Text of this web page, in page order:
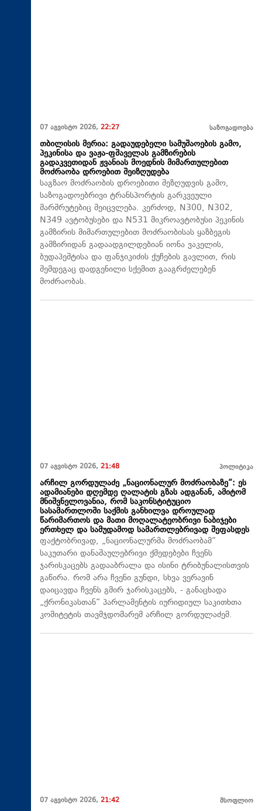
07 აგვისტო 2026, 22:27 საზოგადოება
თბილისის მერია: გადაუდებელი სამუშაოების გამო,
პეკინისა და ვაჟა-ფშაველას გამზირების
გადაკვეთიდან ჟვანიას მოედნის მიმართულებით
მოძრაობა დროებით შეიზღუდება
საგზაო მოძრაობის დროებითი შეზღუდვის გამო,
საზოგადოებრივი ტრანსპორტის გარკვეული
მარშრუტებიც შეიცვლება. კერძოდ, N300, N302,
N349 ავტობუსები და N531 მიკროავტობუსი პეკინის
გამზირის მიმართულებით მოძრაობისას ყაზბეგის
გამზირიდან გადაადგილდებიან იონა ვაკელის,
ბუდაპეშტისა და ფანჯიკიძის ქუჩების გავლით, რის
შემდეგაც დადგენილი სქემით გააგრძელებენ
მოძრაობას.
07 აგვისტო 2026, 21:48 პოლიტიკა
არჩილ გორდულაძე „ნაციონალურ მოძრაობაზე“: ეს
ადამიანები დღემდე ღალატის გზას ადგანან, ამიტომ
მნიშვნელოვანია, რომ საკონსტიტუციო
სასამართლოში საქმის განხილვა დროულად
წარიმართოს და მათი მოღალატეობრივი ნაბიჯები
ერთხელ და სამუდამოდ სამართლებრივად შეფასდეს
ფაქტობრივად, „ნაციონალურმა მოძრაობამ“
საკუთარი დანაშაულებრივი ქმედებები ჩვენს
ჯარისკაცებს გადააბრალა და ისინი ტრიბუნალისთვის
გაწირა. რომ არა ჩვენი გუნდი, სხვა ვერავინ
დაიცავდა ჩვენს გმირ ჯარისკაცებს, - განაცხადა
„ქრონიკასთან“ პარლამენტის იურიდიულ საკითხთა
კომიტეტის თავმჯდომარემ არჩილ გორდულაძემ.
07 აგვისტო 2026, 21:42 მსოფლიო